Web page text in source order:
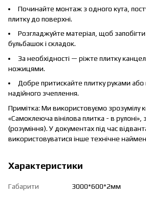
Починайте монтаж з одного кута,
плитку до поверхні.
Розгладжуйте матеріал, щоб запобігти
бульбашок і складок.
За необхідності — ріжте плитку
ножицями.
Добре притискайте плитку руками
надійного зчеплення.
Примітка: Ми використовуємо зрозумілу
«Самоклеюча вінілова плитка - в рулоні»,
(розуміння). У документах під час
використовуватися інше технічне
Характеристики
Габарити
3000*600*2мм